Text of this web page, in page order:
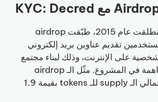
Decred، التي انطلقت عام 2015، طبّقت airdrop
تقديم عناوين بريد إلكتروني
على الإنترنت، وذلك لبناء مجتمع
مهتم فعلاً بالمساهمة في المشروع. مثّل الـ airdrop
نسبة 4% من إجمالي الـ supply للـ tokens بقيمة 1.9